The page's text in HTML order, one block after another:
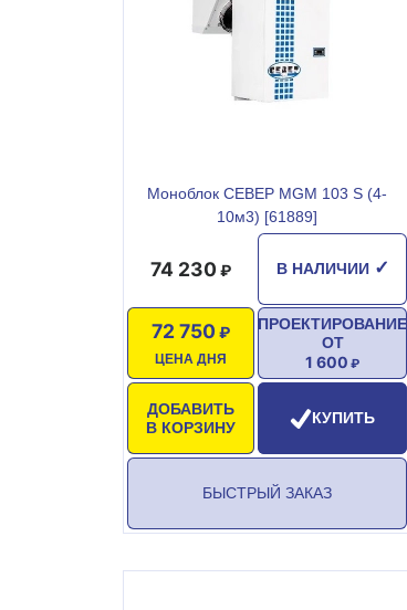
Моноблок СЕВЕР MGM 103 S (4-
10м3) [61889]
В НАЛИЧИИ ✓
74 230
ЦЕНА ДНЯ
72 750
ДОБАВИТЬ
В КОРЗИНУ
ПРОЕКТИРОВАНИЕ
ОТ
1 600
КУПИТЬ
БЫСТРЫЙ ЗАКАЗ